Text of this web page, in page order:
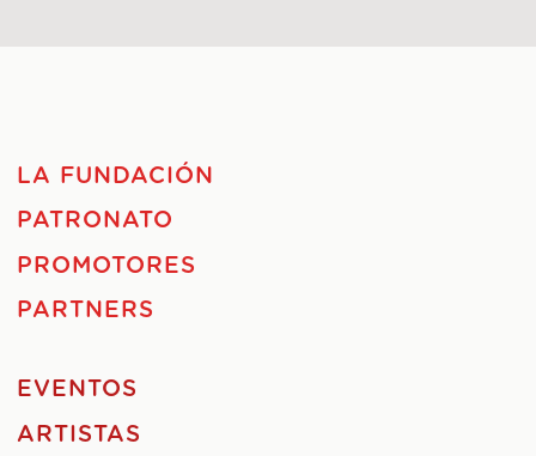
LA FUNDACIÓN
PATRONATO
PROMOTORES
PARTNERS
EVENTOS
ARTISTAS